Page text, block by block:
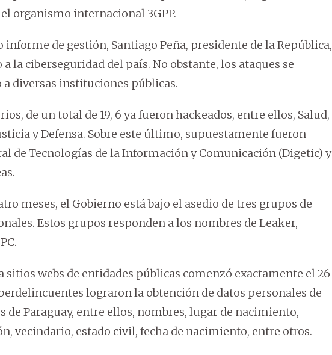
organismo internacional 3GPP.
informe de gestión, Santiago Peña, presidente de la República,
la ciberseguridad del país. No obstante, los ataques se
diversas instituciones públicas.
de un total de 19, 6 ya fueron hackeados, entre ellos, Salud,
y Defensa. Sobre este último, supuestamente fueron
de Tecnologías de la Información y Comunicación (Digetic) y
meses, el Gobierno está bajo el asedio de tres grupos de
Estos grupos responden a los nombres de Leaker,
sitios webs de entidades públicas comenzó exactamente el 26
lograron la obtención de datos personales de
de Paraguay, entre ellos, nombres, lugar de nacimiento,
vecindario, estado civil, fecha de nacimiento, entre otros.